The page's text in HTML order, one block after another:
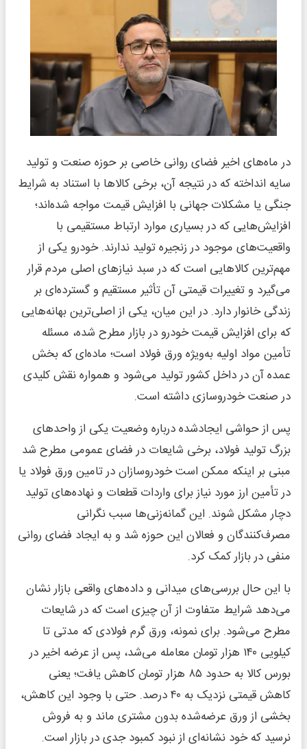
در ماه‌های اخیر فضای روانی خاصی بر حوزه صنعت و تولید
سایه انداخته که در نتیجه آن، برخی کالاها با استناد به شرایط
جنگی یا مشکلات جهانی با افزایش قیمت مواجه شده‌اند؛
افزایش‌هایی که در بسیاری موارد ارتباط مستقیمی با
واقعیت‌های موجود در زنجیره تولید ندارند. خودرو یکی از
مهم‌ترین کالاهایی است که در سبد نیازهای اصلی مردم قرار
می‌گیرد و تغییرات قیمتی آن تأثیر مستقیم و گسترده‌ای بر
زندگی خانوار دارد. در این میان، یکی از اصلی‌ترین بهانه‌هایی
که برای افزایش قیمت خودرو در بازار مطرح شده، مسئله
تأمین مواد اولیه به‌ویژه ورق فولاد است؛ ماده‌ای که بخش
عمده آن در داخل کشور تولید می‌شود و همواره نقش کلیدی
در صنعت خودروسازی داشته است.
پس از حواشی ایجادشده درباره وضعیت یکی از واحدهای
بزرگ تولید فولاد، برخی شایعات در فضای عمومی مطرح شد
مبنی بر اینکه ممکن است خودروسازان در تامین ورق فولاد یا
در تأمین ارز مورد نیاز برای واردات قطعات و نهاده‌های تولید
دچار مشکل شوند. این گمانه‌زنی‌ها سبب نگرانی
مصرف‌کنندگان و فعالان این حوزه شد و به ایجاد فضای روانی
منفی در بازار کمک کرد.
با این حال بررسی‌های میدانی و داده‌های واقعی بازار نشان
می‌دهد شرایط متفاوت از آن چیزی است که در شایعات
مطرح می‌شود. برای نمونه، ورق گرم فولادی که مدتی تا
کیلویی ۱۴۰ هزار تومان معامله می‌شد، پس از عرضه اخیر در
بورس کالا به حدود ۸۵ هزار تومان کاهش یافت؛ یعنی
کاهش قیمتی نزدیک به ۴۰ درصد. حتی با وجود این کاهش،
بخشی از ورق عرضه‌شده بدون مشتری ماند و به فروش
نرسید که خود نشانه‌ای از نبود کمبود جدی در بازار است.